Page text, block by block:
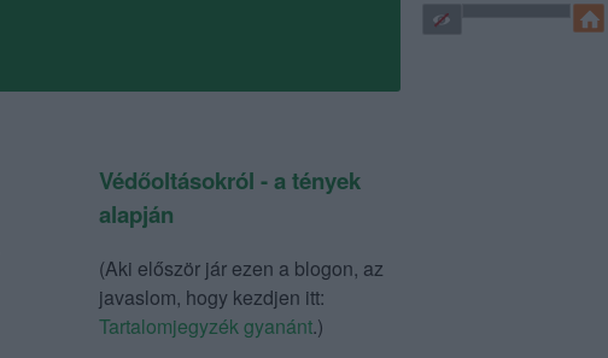
Védőoltásokról - a tények
alapján
(Aki először jár ezen a blogon, az
javaslom, hogy kezdjen itt:
Tartalomjegyzék gyanánt.)